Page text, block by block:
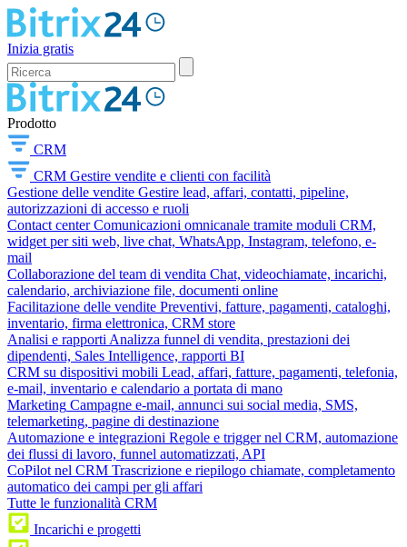
Inizia gratis
Prodotto
CRM
CRM Gestire vendite e clienti con facilità
Gestione delle vendite Gestire lead, affari, contatti, pipeline,
autorizzazioni di accesso e ruoli
Contact center Comunicazioni omnicanale tramite moduli CRM,
widget per siti web, live chat, WhatsApp, Instagram, telefono, e-
mail
Collaborazione del team di vendita Chat, videochiamate, incarichi,
calendario, archiviazione file, documenti online
Facilitazione delle vendite Preventivi, fatture, pagamenti, cataloghi,
inventario, firma elettronica, CRM store
Analisi e rapporti Analizza funnel di vendita, prestazioni dei
dipendenti, Sales Intelligence, rapporti BI
CRM su dispositivi mobili Lead, affari, fatture, pagamenti, telefonia,
e-mail, inventario e calendario a portata di mano
Marketing Campagne e-mail, annunci sui social media, SMS,
telemarketing, pagine di destinazione
Automazione e integrazioni Regole e trigger nel CRM, automazione
dei flussi di lavoro, funnel automatizzati, API
CoPilot nel CRM Trascrizione e riepilogo chiamate, completamento
automatico dei campi per gli affari
Tutte le funzionalità CRM
Incarichi e progetti